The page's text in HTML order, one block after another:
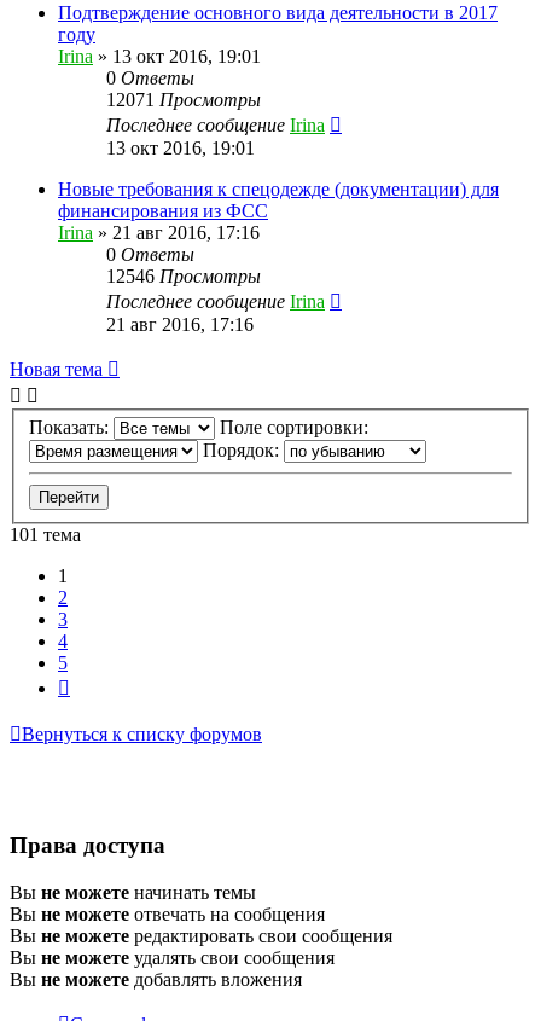
Подтверждение основного вида деятельности в 2017
году
Irina » 13 окт 2016, 19:01
0 Ответы
12071 Просмотры
Последнее сообщение Irina
13 окт 2016, 19:01
Новые требования к спецодежде (документации) для
финансирования из ФСС
Irina » 21 авг 2016, 17:16
0 Ответы
12546 Просмотры
Последнее сообщение Irina
21 авг 2016, 17:16
Новая тема
Показать:
Поле сортировки:
Порядок:
101 тема
1
2
3
4
5
Вернуться к списку форумов
Права доступа
Вы не можете начинать темы
Вы не можете отвечать на сообщения
Вы не можете редактировать свои сообщения
Вы не можете удалять свои сообщения
Вы не можете добавлять вложения